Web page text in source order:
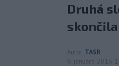
Druhá
Autor TASR
9. januára 2016